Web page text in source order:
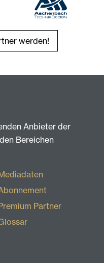
werden!
Anbieter der
Bereichen
Partner